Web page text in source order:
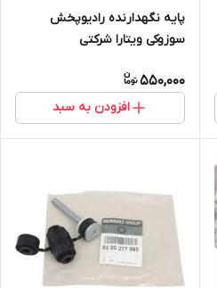
پایه نگهدارنده رادیوپخش
سوزوکی ویتارا شرکتی
550,000
افزودن به سبد